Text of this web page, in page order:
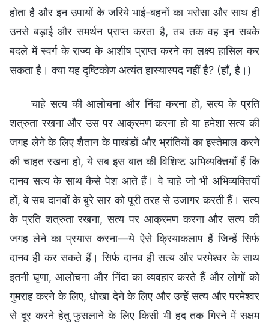
होता है और इन उपायों के जरिये भाई-बहनों का भरोसा और साथ ही
उनसे बड़ाई और समर्थन प्राप्त करता है, तब तक वह इन सबके
बदले में स्वर्ग के राज्य के आशीष प्राप्त करने का लक्ष्य हासिल कर
सकता है। क्या यह दृष्टिकोण अत्यंत हास्यास्पद नहीं है? (हाँ, है।)
चाहे सत्य की आलोचना और निंदा करना हो, सत्य के प्रति
शत्रुता रखना और उस पर आक्रमण करना हो या हमेशा सत्य की
जगह लेने के लिए शैतान के पाखंडों और भ्रांतियों का इस्तेमाल करने
की चाहत रखना हो, ये सब इस बात की विशिष्ट अभिव्यक्तियाँ हैं कि
दानव सत्य के साथ कैसे पेश आते हैं। वे चाहे जो भी अभिव्यक्तियाँ
हों, वे सब दानवों के बुरे सार को पूरी तरह से उजागर करती हैं। सत्य
के प्रति शत्रुता रखना, सत्य पर आक्रमण करना और सत्य की
जगह लेने का प्रयास करना—ये ऐसे क्रियाकलाप हैं जिन्हें सिर्फ
दानव ही कर सकते हैं। सिर्फ दानव ही सत्य और परमेश्वर के साथ
इतनी घृणा, आलोचना और निंदा का व्यवहार करते हैं और लोगों को
गुमराह करने के लिए, धोखा देने के लिए और उन्हें सत्य और परमेश्वर
से दूर करने हेतु फुसलाने के लिए किसी भी हद तक गिरने में सक्षम